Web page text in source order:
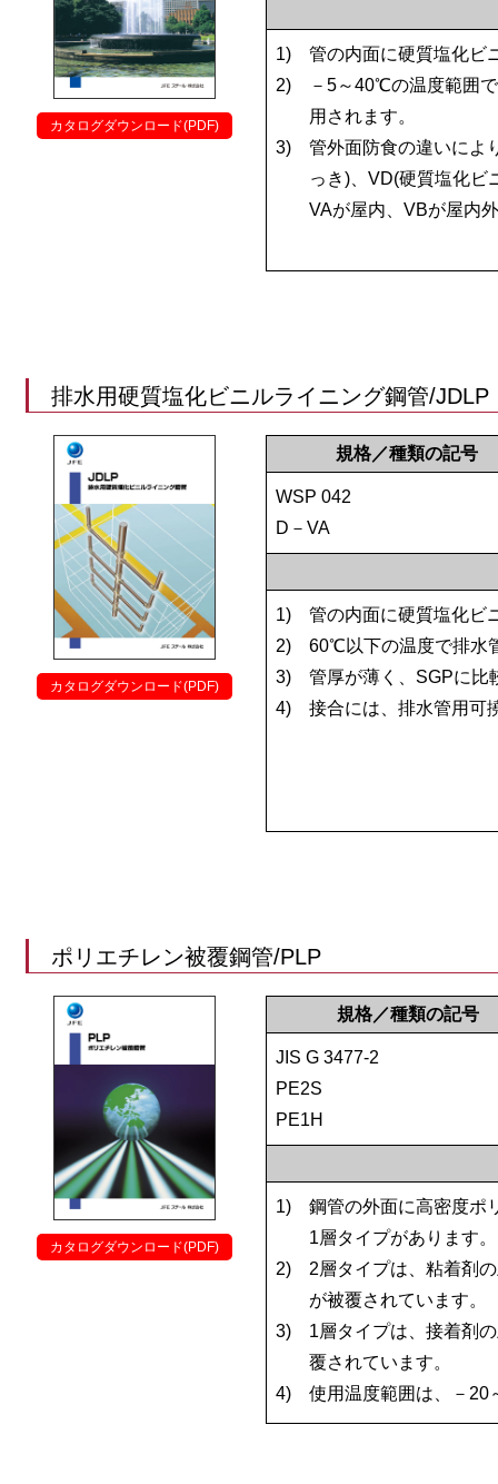
カタログダウンロード(PDF)
1)
管の内面に硬質塩化ビ
2)
－5～40℃の温度範囲
用されます。
3)
管外面防食の違いによ
っき)、VD(硬質塩化ビ
VAが屋内、VBが屋内
排水用硬質塩化ビニルライニング鋼管/JDLP
カタログダウンロード(PDF)
規格／種類の記号
WSP 042
D－VA
1)
管の内面に硬質塩化ビ
2)
60℃以下の温度で排水
3)
管厚が薄く、SGPに比
4)
接合には、排水管用可
ポリエチレン被覆鋼管/PLP
カタログダウンロード(PDF)
規格／種類の記号
JIS G 3477-2
PE2S
PE1H
1)
鋼管の外面に高密度ポ
1層タイプがあります。
2)
2層タイプは、粘着剤
が被覆されています。
3)
1層タイプは、接着剤
覆されています。
4)
使用温度範囲は、－